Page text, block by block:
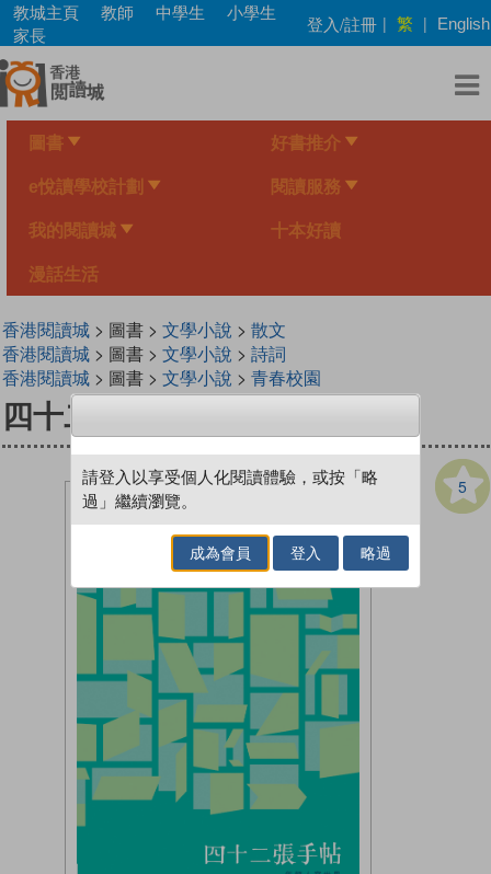
Skip
main
content
教城主頁 教師 中學生
小學生
家長
登入/註冊 | 繁 | English
圖書 好書推介
e悅讀學校計劃 閱讀服務
我的閱讀城 十本好讀
漫話生活
香港閱讀城> 圖書 > 文學小說 > 散文
香港閱讀城> 圖書 > 文學小說 > 詩詞
香港閱讀城> 圖書 > 文學小說 > 青春校園
四十二張手帖──年輕人寫世界
5
請登入以享受個人化閱讀體驗，或按「略
過」繼續瀏覽。
成為會員 登入 略過